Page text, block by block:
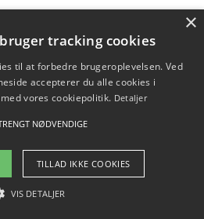
og bestil med
Blog Betingelser
×
tracking cookies
til at forbedre brugeroplevelsen. Ved
accepterer du alle cookies i
vores cookiepolitik. Detaljer
NØDVENDIGE
TILLAD IKKE COOKIES
VIS DETALJER